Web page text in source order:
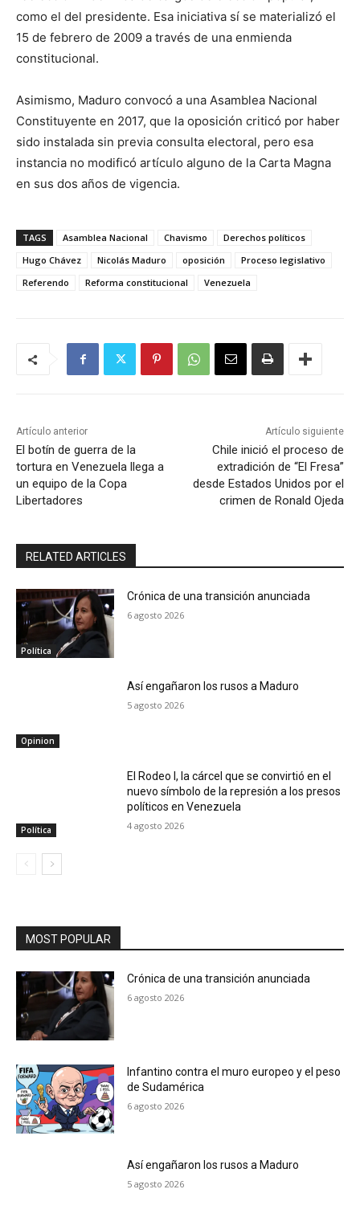
como el del presidente. Esa iniciativa sí se materializó el
15 de febrero de 2009 a través de una enmienda
constitucional.
Asimismo, Maduro convocó a una Asamblea Nacional
Constituyente en 2017, que la oposición criticó por haber
sido instalada sin previa consulta electoral, pero esa
instancia no modificó artículo alguno de la Carta Magna
en sus dos años de vigencia.
TAGS Asamblea Nacional Chavismo
Derechos políticos
Hugo Chávez
Nicolás Maduro oposición
Proceso legislativo
Referendo
Reforma constitucional Venezuela
Artículo anterior
El botín de guerra de la
tortura en Venezuela llega a
un equipo de la Copa
Libertadores
Artículo siguiente
Chile inició el proceso de
extradición de “El Fresa”
desde Estados Unidos por el
crimen de Ronald Ojeda
RELATED ARTICLES
Política
Crónica de una transición anunciada
6 agosto 2026
Opinion
Así engañaron los rusos a Maduro
5 agosto 2026
Política
El Rodeo I, la cárcel que se convirtió en el
nuevo símbolo de la represión a los presos
políticos en Venezuela
4 agosto 2026
MOST POPULAR
Crónica de una transición anunciada
6 agosto 2026
Infantino contra el muro europeo y el peso
de Sudamérica
6 agosto 2026
Así engañaron los rusos a Maduro
5 agosto 2026